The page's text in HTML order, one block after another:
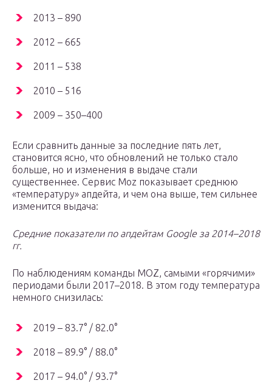
2013 – 890
2012 – 665
2011 – 538
2010 – 516
2009 – 350–400
Если сравнить данные за последние пять лет,
становится ясно, что обновлений не только стало
больше, но и изменения в выдаче стали
существеннее. Сервис Moz показывает среднюю
«температуру» апдейта, и чем она выше, тем сильнее
изменится выдача:
Средние показатели по апдейтам Google за 2014–2018
гг.
По наблюдениям команды MOZ, самыми «горячими»
периодами были 2017–2018. В этом году температура
немного снизилась:
2019 – 83.7° / 82.0°
2018 – 89.9° / 88.0°
2017 – 94.0° / 93.7°